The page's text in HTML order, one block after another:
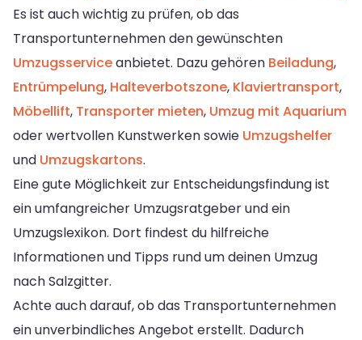
Es ist auch wichtig zu prüfen, ob das
Transportunternehmen den gewünschten
Umzugsserviceanbietet. Dazu gehören Beiladung,
Entrümpelung, Halteverbotszone, Klaviertransport,
Möbellift, Transporter mieten, Umzug mit Aquarium
oder wertvollen Kunstwerken sowie Umzugshelfer
und Umzugskartons.
Eine gute Möglichkeit zur Entscheidungsfindung ist
ein umfangreicher Umzugsratgeber und ein
Umzugslexikon. Dort findest du hilfreiche
Informationen und Tipps rund um deinen Umzug
nach Salzgitter.
Achte auch darauf, ob das Transportunternehmen
ein unverbindliches Angebot erstellt. Dadurch